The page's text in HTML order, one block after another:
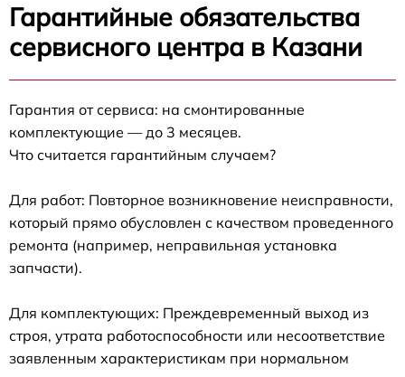
Гарантийные обязательства
сервисного центра в Казани
Гарантия от сервиса: на смонтированные
комплектующие — до 3 месяцев.
Что считается гарантийным случаем?
Для работ: Повторное возникновение неисправности,
который прямо обусловлен с качеством проведенного
ремонта (например, неправильная установка
запчасти).
Для комплектующих: Преждевременный выход из
строя, утрата работоспособности или несоответствие
заявленным характеристикам при нормальном